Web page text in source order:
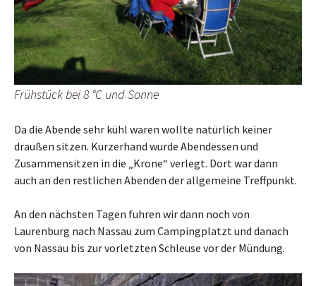
Frühstück bei 8 °C und Sonne
Da die Abende sehr kühl waren wollte natürlich keiner
draußen sitzen. Kurzerhand wurde Abendessen und
Zusammensitzen in die „Krone“ verlegt. Dort war dann
auch an den restlichen Abenden der allgemeine Treffpunkt.
An den nächsten Tagen fuhren wir dann noch von
Laurenburg nach Nassau zum Campingplatzt und danach
von Nassau bis zur vorletzten Schleuse vor der Mündung.